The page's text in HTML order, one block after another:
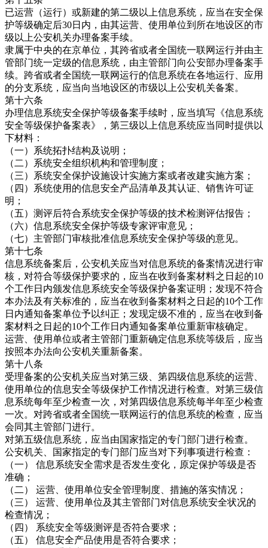
已运营（运行）或新建的第二级以上信息系统，应当在安全保
护等级确定后30日内，由其运营、使用单位到所在地设区的市
级以上公安机关办理备案手续。
隶属于中央的在京单位，其跨省或者全国统一联网运行并由主
管部门统一定级的信息系统，由主管部门向公安部办理备案手
续。跨省或者全国统一联网运行的信息系统在各地运行、应用
的分支系统，应当向当地设区的市级以上公安机关备案。
第十六条
办理信息系统安全保护等级备案手续时，应当填写《信息系统
安全等级保护备案表》，第三级以上信息系统应当同时提供以
下材料：
（一）系统拓扑结构及说明；
（二）系统安全组织机构和管理制度；
（三）系统安全保护设施设计实施方案或者改建实施方案；
（四）系统使用的信息安全产品清单及其认证、销售许可证
明；
（五）测评后符合系统安全保护等级的技术检测评估报告；
（六）信息系统安全保护等级专家评审意见；
（七）主管部门审核批准信息系统安全保护等级的意见。
第十七条
信息系统备案后，公安机关应当对信息系统的备案情况进行审
核，对符合等级保护要求的，应当在收到备案材料之日起的10
个工作日内颁发信息系统安全等级保护备案证明；发现不符合
本办法及有关标准的，应当在收到备案材料之日起的10个工作
日内通知备案单位予以纠正；发现定级不准的，应当在收到备
案材料之日起的10个工作日内通知备案单位重新审核确定。
运营、使用单位或者主管部门重新确定信息系统等级后，应当
按照本办法向公安机关重新备案。
第十八条
受理备案的公安机关应当对第三级、第四级信息系统的运营、
使用单位的信息安全等级保护工作情况进行检查。对第三级信
息系统每年至少检查一次，对第四级信息系统每半年至少检查
一次。对跨省或者全国统一联网运行的信息系统的检查，应当
会同其主管部门进行。
对第五级信息系统，应当由国家指定的专门部门进行检查。
公安机关、国家指定的专门部门应当对下列事项进行检查：
（一） 信息系统安全需求是否发生变化，原定保护等级是否
准确；
（二） 运营、使用单位安全管理制度、措施的落实情况；
（三） 运营、使用单位及其主管部门对信息系统安全状况的
检查情况；
（四） 系统安全等级测评是否符合要求；
（五） 信息安全产品使用是否符合要求；